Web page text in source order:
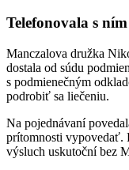
Telefonovala s
Manczalova družka
dostala od súdu
s podmienečným
podrobiť sa liečeniu.
Na pojednávaní
prítomnosti vypovedať.
výsluch uskutoční bez